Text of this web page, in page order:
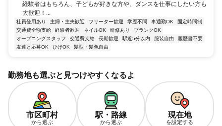
経験者はもちろん、子どもが好きな方や、ダンスを仕事にしたい方も
大歓迎！...
社員登用あり 主婦・主夫歓迎 フリーター歓迎 学歴不問 車通勤OK
固定時間制
交通費全額支給
経験者歓迎 ネイルOK 研修あり
ブランクOK
オープニングスタッフ
交通費支給 長期歓迎 駅近5分以内 服装自由
履歴書不要
友達と応募OK
ひげOK 髪型・髪色自由
勤務地も選ぶと見つけやすくなるよ
市区町村
から選ぶ
駅・路線
から選ぶ
現在地
を設定する